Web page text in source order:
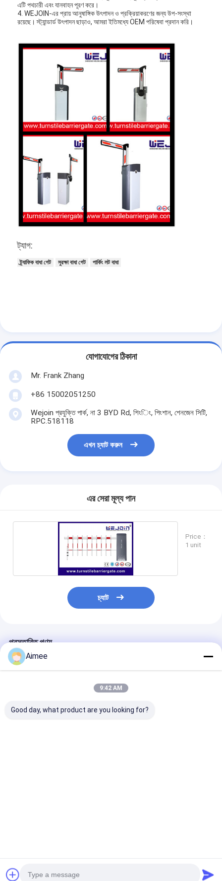
বাড়ি
পণ্য
ভিডিও
আমাদের সম্বন্ধে
কারখানা পরিদর্শন
গুণমান নিয়ন্ত্রণ
turnstile ব্যারিয়ার গেইট
পার্কিং ব্যারিয়ার গেট
স্বয়ংক্রিয় ব্যারিয়ার গেইট
অ-বসন্ত বাধা গেট
অ্যাক্সেস কন্ট্রোল টানস্টাইল গেট
তাড়নজাত ব্যারিয়ার গেইট
সম্পূর্ণ উচ্চতা টার্নস্টাইল
গেট মোটর স্লাইডিং
এটি পথচারী এবং যানবাহন পূরণ করে।
4. WEJOIN-এর প্রায় আনুষাঙ্গিক উৎপাদন ও প্রক্রিয়াকরণের জন্য উপ-সংস্থা
রয়েছে। স্ট্যান্ডার্ড উৎপাদন ছাড়াও, আমরা ইতিমধ্যে OEM পরিষেবা প্রদান করি।
ট্যাগ:
ট্র্যাফিক বাধা গেট সুরক্ষা বাধা গেট পার্কিং লট বাধা
যোগাযোগের ঠিকানা
Mr. Frank Zhang
+86 15002051250
Wejoin প্রযুক্তি পার্ক, না 3 BYD Rd, শিংিং, পিংশান, শেনজেন সিটি,
RPC.518118
এখন চ্যাট করুন
এর সেরা মূল্য পান
Price：
1 unit
চ্যাট
প্রস্তাবিত পণ্য
Aimee
9:42 AM
Good day, what product are you looking for?